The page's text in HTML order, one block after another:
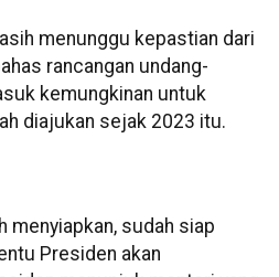
menunggu kepastian dari
rancangan undang-
kemungkinan untuk
diajukan sejak 2023 itu.
menyiapkan, sudah siap
Presiden akan